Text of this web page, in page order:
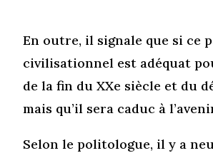
En outre, il signale que si ce
civilisationnel est adéquat
de la fin du XXe siècle et du
mais qu’il sera caduc à
Selon le politologue, il y a